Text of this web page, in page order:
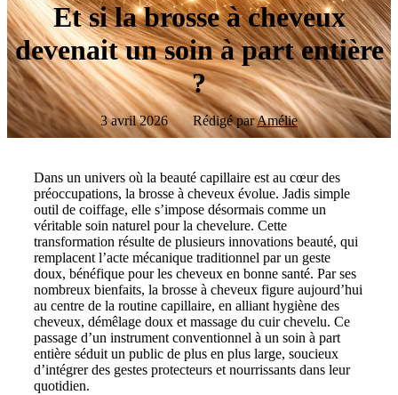
Et si la brosse à cheveux
devenait un soin à part entière
?
3 avril 2026 Rédigé parAmélie
Dans un univers où la beauté capillaire est au cœur des
préoccupations, la brosse à cheveux évolue. Jadis simple
outil de coiffage, elle s’impose désormais comme un
véritable soin naturel pour la chevelure. Cette
transformation résulte de plusieurs innovations beauté, qui
remplacent l’acte mécanique traditionnel par un geste
doux, bénéfique pour les cheveux en bonne santé. Par ses
nombreux bienfaits, la brosse à cheveux figure aujourd’hui
au centre de la routine capillaire, en alliant hygiène des
cheveux, démêlage doux et massage du cuir chevelu. Ce
passage d’un instrument conventionnel à un soin à part
entière séduit un public de plus en plus large, soucieux
d’intégrer des gestes protecteurs et nourrissants dans leur
quotidien.